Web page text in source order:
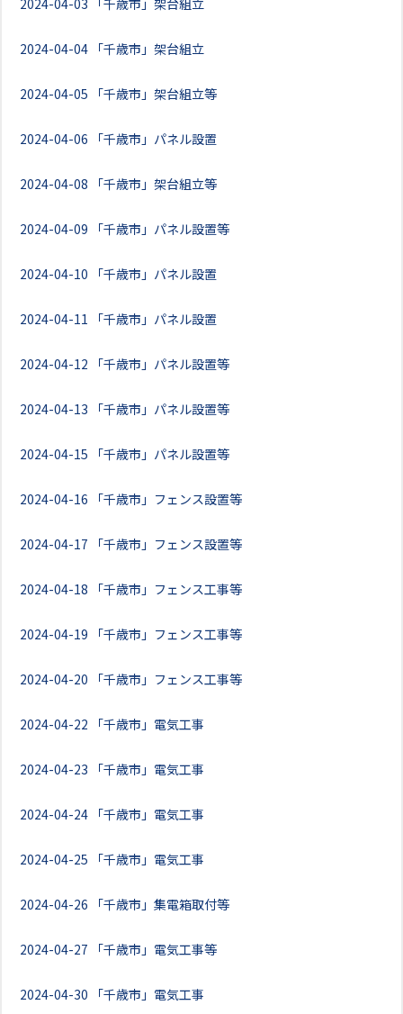
2024-04-03 「千歳市」架台組立
2024-04-04 「千歳市」架台組立
2024-04-05 「千歳市」架台組立等
2024-04-06 「千歳市」パネル設置
2024-04-08 「千歳市」架台組立等
2024-04-09 「千歳市」パネル設置等
2024-04-10 「千歳市」パネル設置
2024-04-11 「千歳市」パネル設置
2024-04-12 「千歳市」パネル設置等
2024-04-13 「千歳市」パネル設置等
2024-04-15 「千歳市」パネル設置等
2024-04-16 「千歳市」フェンス設置等
2024-04-17 「千歳市」フェンス設置等
2024-04-18 「千歳市」フェンス工事等
2024-04-19 「千歳市」フェンス工事等
2024-04-20 「千歳市」フェンス工事等
2024-04-22 「千歳市」電気工事
2024-04-23 「千歳市」電気工事
2024-04-24 「千歳市」電気工事
2024-04-25 「千歳市」電気工事
2024-04-26 「千歳市」集電箱取付等
2024-04-27 「千歳市」電気工事等
2024-04-30 「千歳市」電気工事